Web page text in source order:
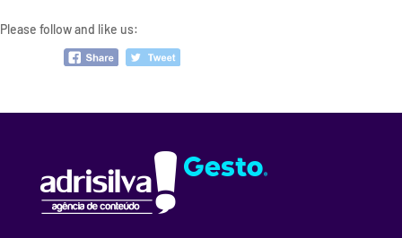
Please follow and like us: